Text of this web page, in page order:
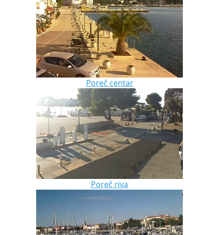
Poreč centar
Poreč riva